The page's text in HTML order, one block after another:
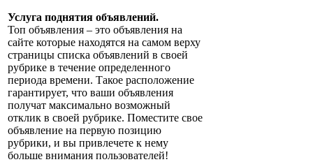
Услуга поднятия объявлений.
Топ объявления – это объявления на
сайте которые находятся на самом верху
страницы списка объявлений в своей
рубрике в течение определенного
периода времени. Такое расположение
гарантирует, что ваши объявления
получат максимально возможный
отклик в своей рубрике. Поместите свое
объявление на первую позицию
рубрики, и вы привлечете к нему
больше внимания пользователей!